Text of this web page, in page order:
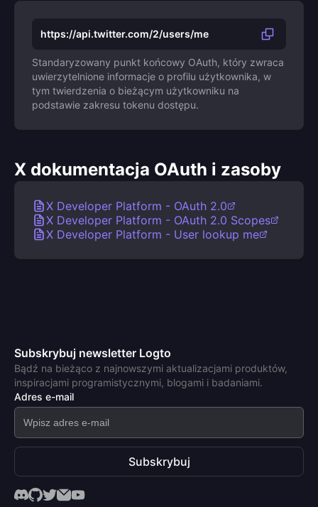
https://api.twitter.com/2/users/me
Standaryzowany punkt końcowy OAuth, który zwraca
uwierzytelnione informacje o profilu użytkownika, w
tym twierdzenia o bieżącym użytkowniku na
podstawie zakresu tokenu dostępu.
X dokumentacja OAuth i zasoby
X Developer Platform - OAuth 2.0
X Developer Platform - OAuth 2.0 Scopes
X Developer Platform - User lookup me
Subskrybuj newsletter Logto
Bądź na bieżąco z najnowszymi aktualizacjami produktów,
inspiracjami programistycznymi, blogami i badaniami.
Adres e-mail
Subskrybuj